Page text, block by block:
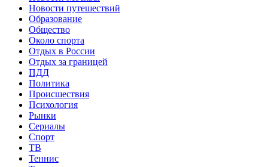
Новости путешествий
Образование
Общество
Около спорта
Отдых в России
Отдых за границей
ПДД
Политика
Происшествия
Психология
Рынки
Сериалы
Спорт
ТВ
Теннис